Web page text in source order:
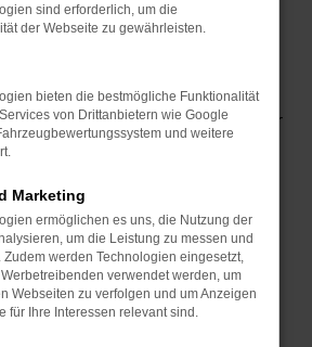
Lackfarbe. Wir vom Autohaus
Neuwagen in erstklassiger Qualität
Sonderpreise einzuräumen oder
Ausstattung zu schnüren.
attraktiver Angebote geht,
wahrlich keine Grenzen, wobei wir
orientieren.
sind erforderlich, um die
der Webseite zu gewährleisten.
bieten die bestmögliche Funktionalität
von Drittanbietern wie Google
und weitere
Marketing
ermöglichen es uns, die Nutzung der
um die Leistung zu messen und
Zudem werden Technologien eingesetzt,
verwendet werden, um
Webseiten zu verfolgen und um Anzeigen
für Ihre Interessen relevant sind.